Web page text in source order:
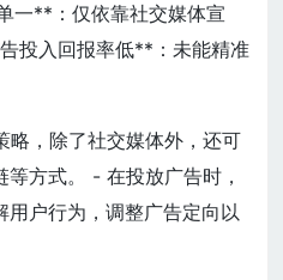
一**：仅依靠社交媒体宣
投入回报率低**：未能精准
，除了社交媒体外，还可
方式。 - 在投放广告时，
户行为，调整广告定向以